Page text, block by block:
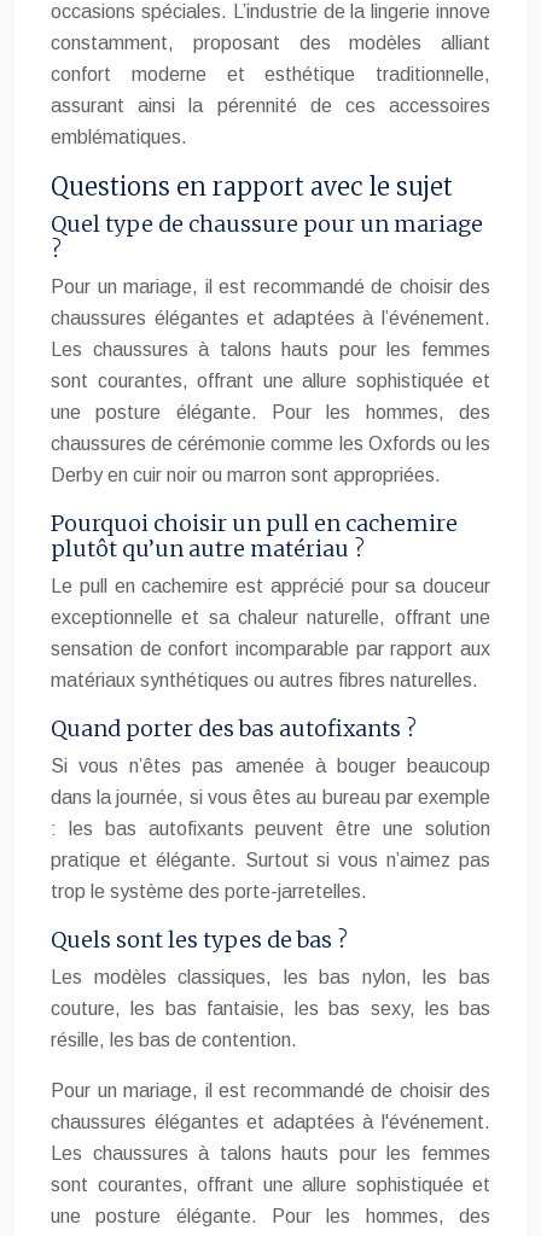
occasions spéciales. L’industrie de la lingerie innove
constamment, proposant des modèles alliant
confort moderne et esthétique traditionnelle,
assurant ainsi la pérennité de ces accessoires
emblématiques.
Questions en rapport avec le sujet
Quel type de chaussure pour un mariage
?
Pour un mariage, il est recommandé de choisir des
chaussures élégantes et adaptées à l’événement.
Les chaussures à talons hauts pour les femmes
sont courantes, offrant une allure sophistiquée et
une posture élégante. Pour les hommes, des
chaussures de cérémonie comme les Oxfords ou les
Derby en cuir noir ou marron sont appropriées.
Pourquoi choisir un pull en cachemire
plutôt qu’un autre matériau ?
Le pull en cachemire est apprécié pour sa douceur
exceptionnelle et sa chaleur naturelle, offrant une
sensation de confort incomparable par rapport aux
matériaux synthétiques ou autres fibres naturelles.
Quand porter des bas autofixants ?
Si vous n’êtes pas amenée à bouger beaucoup
dans la journée, si vous êtes au bureau par exemple
: les bas autofixants peuvent être une solution
pratique et élégante. Surtout si vous n’aimez pas
trop le système des porte-jarretelles.
Quels sont les types de bas ?
Les modèles classiques, les bas nylon, les bas
couture, les bas fantaisie, les bas sexy, les bas
résille, les bas de contention.
Pour un mariage, il est recommandé de choisir des
chaussures élégantes et adaptées à l'événement.
Les chaussures à talons hauts pour les femmes
sont courantes, offrant une allure sophistiquée et
une posture élégante. Pour les hommes, des